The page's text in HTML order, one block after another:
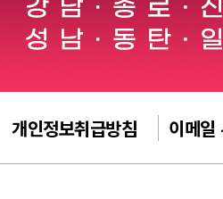
개인정보취급방침 이메일